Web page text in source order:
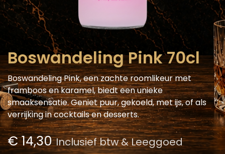
Boswandeling Pink 70cl
Boswandeling Pink, een zachte roomlikeur met
framboos en karamel, biedt een unieke
smaaksensatie. Geniet puur, gekoeld, met ijs, of als
verrijking in cocktails en desserts.
€14,30 Inclusief btw & Leeggoed